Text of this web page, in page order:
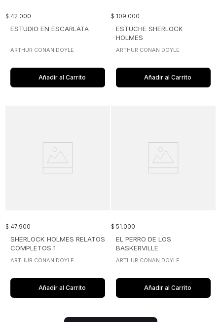
$ 42.000
ESTUDIO EN ESCARLATA
ARTHUR CONAN DOYLE
Añadir al Carrito
$ 109.000
ESTUCHE SHERLOCK
HOLMES
ARTHUR CONAN DOYLE
Añadir al Carrito
$ 47.900
SHERLOCK HOLMES RELATOS
COMPLETOS 1
ARTHUR CONAN DOYLE
Añadir al Carrito
$ 51.000
EL PERRO DE LOS
BASKERVILLE
ARTHUR CONAN DOYLE
Añadir al Carrito